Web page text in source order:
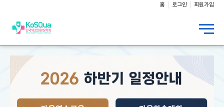
홈 로그인 회원가입